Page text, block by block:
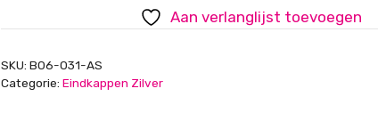
gaten,
Antiek
Aan verlanglijst toevoegen
SKU: B06-031-AS
Categorie: Eindkappen Zilver